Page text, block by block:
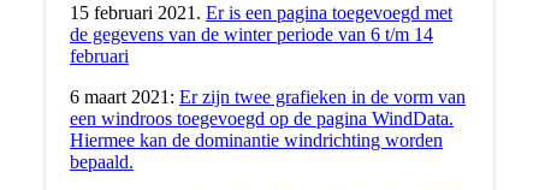
15 februari 2021. Er is een pagina toegevoegd met
de gegevens van de winter periode van 6 t/m 14
februari
6 maart 2021: Er zijn twee grafieken in de vorm van
een windroos toegevoegd op de pagina WindData.
Hiermee kan de dominantie windrichting worden
bepaald.